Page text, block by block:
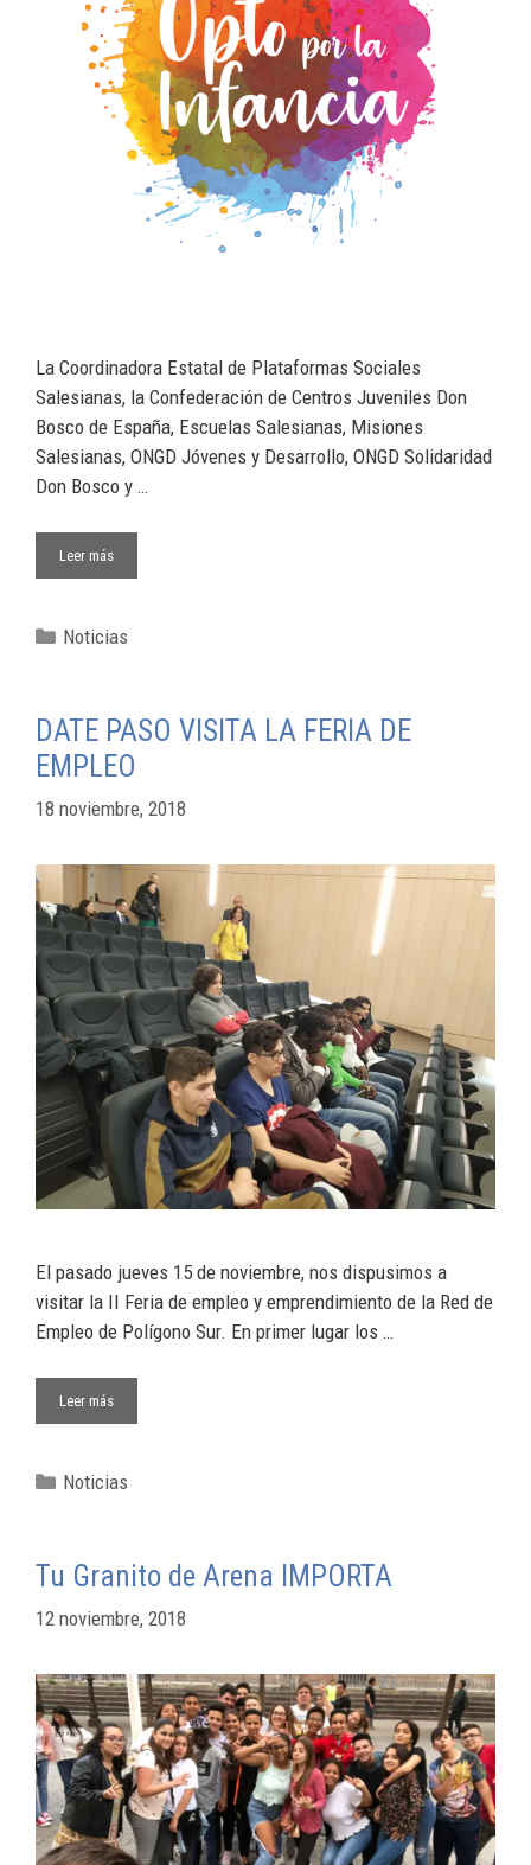
La Coordinadora Estatal de Plataformas Sociales
Salesianas, la Confederación de Centros Juveniles Don
Bosco de España, Escuelas Salesianas, Misiones
Salesianas, ONGD Jóvenes y Desarrollo, ONGD Solidaridad
Don Bosco y …
Leer más
Noticias
DATE PASO VISITA LA FERIA DE
EMPLEO
18 noviembre, 2018
El pasado jueves 15 de noviembre, nos dispusimos a
visitar la II Feria de empleo y emprendimiento de la Red de
Empleo de Polígono Sur. En primer lugar los …
Leer más
Noticias
Tu Granito de Arena IMPORTA
12 noviembre, 2018